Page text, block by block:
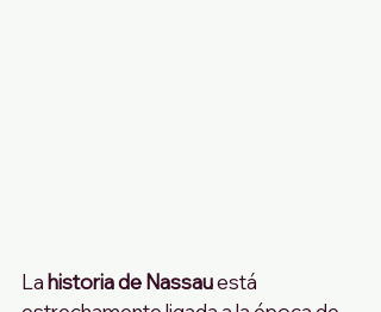
La historia de Nassau está